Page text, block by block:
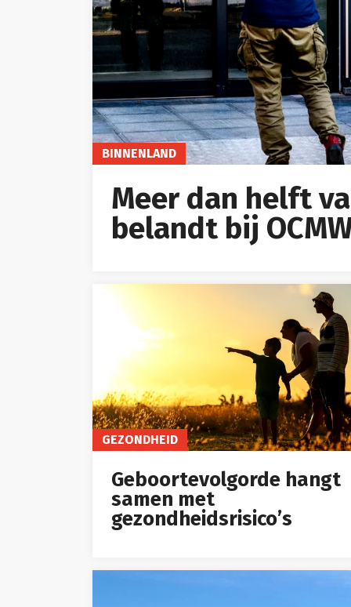
BINNENLAND
Meer dan helft
belandt bij
GEZONDHEID
Geboortevolgorde hangt
samen met
gezondheidsrisico’s